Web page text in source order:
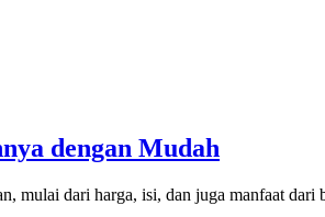
dengan Mudah
mulai dari harga, isi, dan juga manfaat